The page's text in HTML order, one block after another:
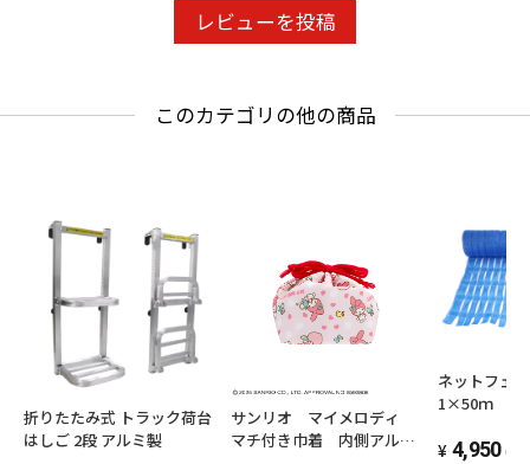
レビューを投稿
このカテゴリの他の商品
折りたたみ式 トラック荷台
はしご 2段 アルミ製
サンリオ マイメロディ
マチ付き巾着 内側アルミ
ネットフェ
1×50ｍ
4,950 (税